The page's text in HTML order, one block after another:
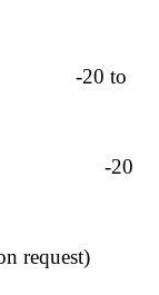
20 to
request)